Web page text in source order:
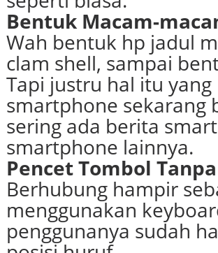
Bentuk Macam-
Wah bentuk hp jadul
clam shell, sampai
Tapi justru hal itu
smartphone sekarang
sering ada berita
smartphone lainnya.
Pencet Tombol
Berhubung hampir
menggunakan
penggunanya sudah